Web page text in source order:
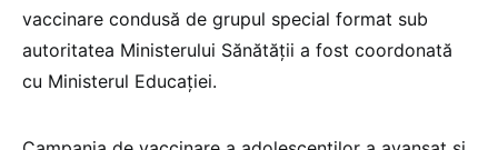
vaccinare condusă de grupul special format sub
autoritatea Ministerului Sănătății a fost coordonată
cu Ministerul Educației.